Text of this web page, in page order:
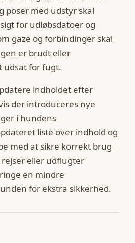
poser med udstyr skal
for udløbsdatoer og
gaze og forbindinger skal
er brudt eller
for fugt.
indholdet efter
der introduceres nye
i hundens
liste over indhold og
med at sikre korrekt brug
eller udflugter
en mindre
for ekstra sikkerhed.